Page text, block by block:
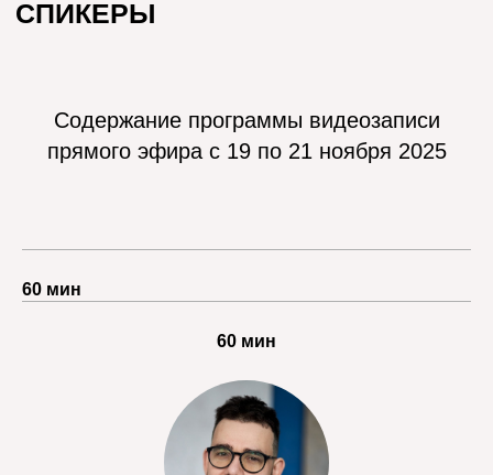
Содержание программы видеозаписи
прямого эфира с 19 по 21 ноября 2025
60 мин
60 мин